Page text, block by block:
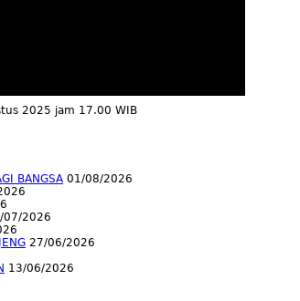
2025 jam 17.00 WIB
BANGSA 01/08/2026
07/2026
27/06/2026
13/06/2026